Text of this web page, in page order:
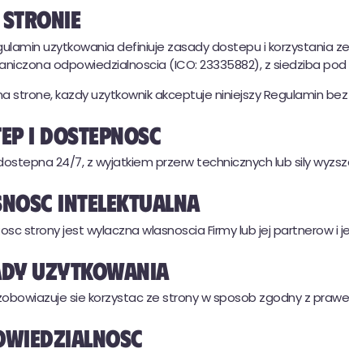
stronie
uzytkowania definiuje zasady dostepu i korzystania
odpowiedzialnoscia (ICO: 23335882), z siedziba pod
strone, kazdy uzytkownik akceptuje niniejszy Regulamin
i dostepnosc
24/7, z wyjatkiem przerw technicznych lub sily
intelektualna
strony jest wylaczna wlasnoscia Firmy lub jej partnerow i
uzytkowania
sie korzystac ze strony w sposob zgodny z